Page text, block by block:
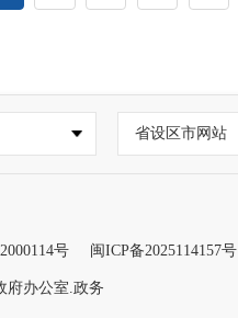
省设区市网站
号 闽ICP备2025114157号
府办公室.政务